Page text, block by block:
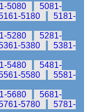
5080
5081-
5180
5181-
5280
5281-
5380
5381-
5480
5481-
5580
5581-
5680
5681-
5780
5781-